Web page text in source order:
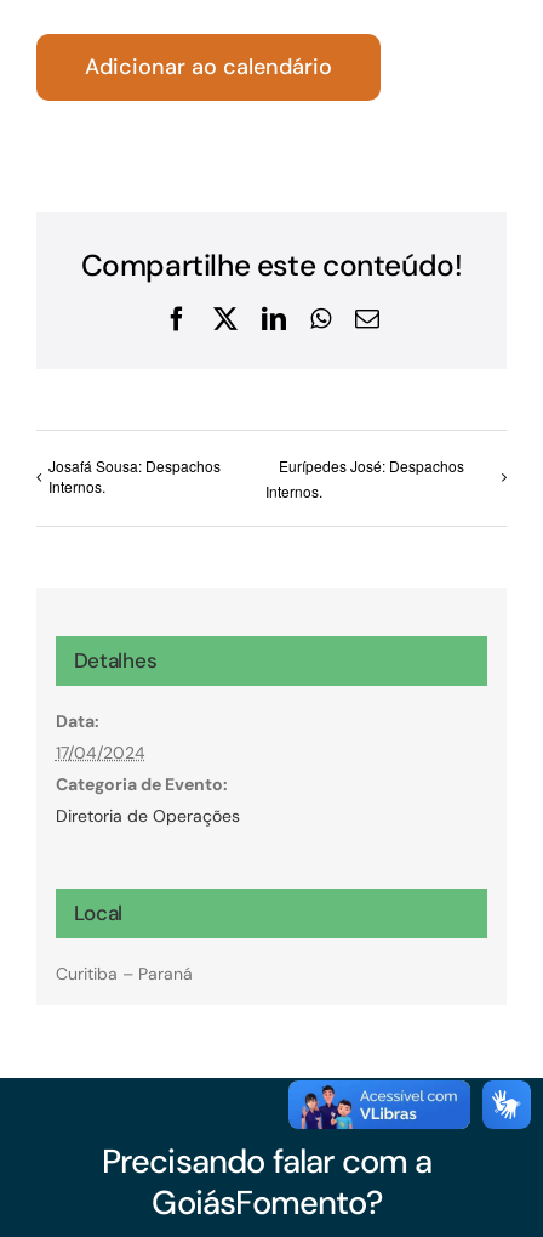
Adicionar ao calendário
Compartilhe este conteúdo!
Facebook
X LinkedInWhatsApp
E-
Josafá Sousa: Despachos
Internos.
Eurípedes José: Despachos
Internos.
Detalhes
Data:
17/04/2024
Categoria de Evento:
Diretoria de Operações
Local
Curitiba – Paraná
Precisando falar com a
GoiásFomento?